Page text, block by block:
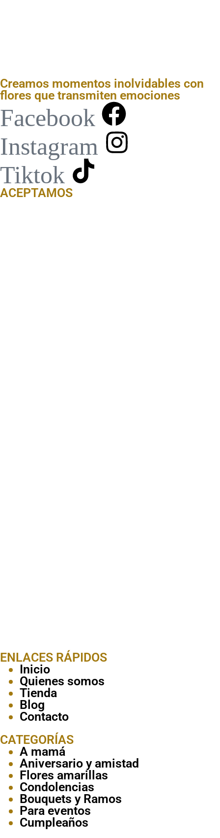
Creamos momentos inolvidables con
flores que transmiten emociones
Facebook
Instagram
Tiktok
ACEPTAMOS
ENLACES RÁPIDOS
Inicio
Quienes somos
Tienda
Blog
Contacto
CATEGORÍAS
A mamá
Aniversario y amistad
Flores amarillas
Condolencias
Bouquets y Ramos
Para eventos
Cumpleaños